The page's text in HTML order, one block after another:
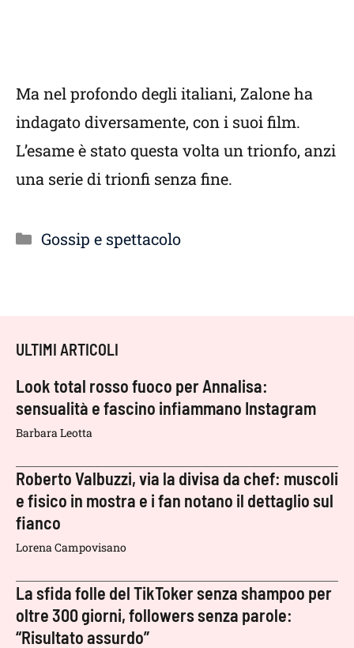
Ma nel profondo degli italiani, Zalone ha
indagato diversamente, con i suoi film.
L’esame è stato questa volta un trionfo, anzi
una serie di trionfi senza fine.
Categorie
Gossip e spettacolo
ULTIMI ARTICOLI
Look total rosso fuoco per Annalisa:
sensualità e fascino infiammano Instagram
Barbara Leotta
Roberto Valbuzzi, via la divisa da chef: muscoli
e fisico in mostra e i fan notano il dettaglio sul
fianco
Lorena Campovisano
La sfida folle del TikToker senza shampoo per
oltre 300 giorni, followers senza parole:
“Risultato assurdo”